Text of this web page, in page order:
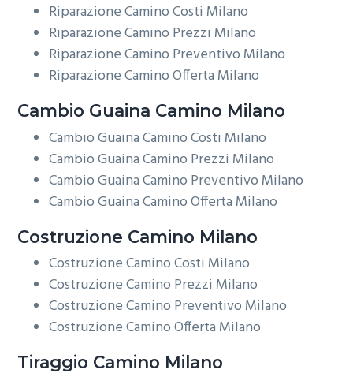
Riparazione Camino Costi Milano
Riparazione Camino Prezzi Milano
Riparazione Camino Preventivo Milano
Riparazione Camino Offerta Milano
Cambio Guaina Camino Milano
Cambio Guaina Camino Costi Milano
Cambio Guaina Camino Prezzi Milano
Cambio Guaina Camino Preventivo Milano
Cambio Guaina Camino Offerta Milano
Costruzione Camino Milano
Costruzione Camino Costi Milano
Costruzione Camino Prezzi Milano
Costruzione Camino Preventivo Milano
Costruzione Camino Offerta Milano
Tiraggio Camino Milano